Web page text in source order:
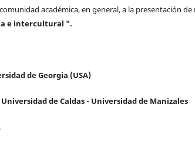
académica, en general, a la presentación
e intercultural ".
de Georgia (USA)
de Caldas - Universidad de Manizales